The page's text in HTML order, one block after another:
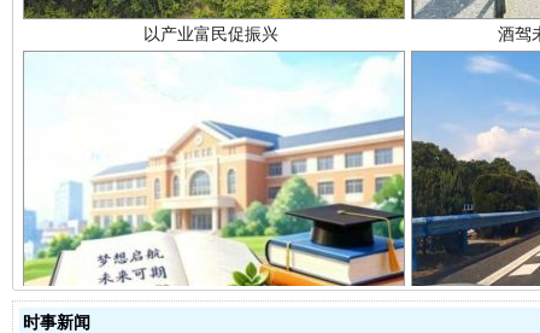
从幼儿园到大学，有这些资助 “
时事新闻